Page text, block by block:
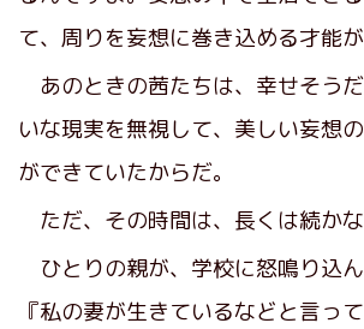
て、周りを妄想に巻き込める才能が
あのときの茜たちは、幸せそう
いな現実を無視して、美しい妄想
ができていたからだ。
ただ、その時間は、長くは続かな
ひとりの親が、学校に怒鳴り込ん
『私の妻が生きているなどと言っ